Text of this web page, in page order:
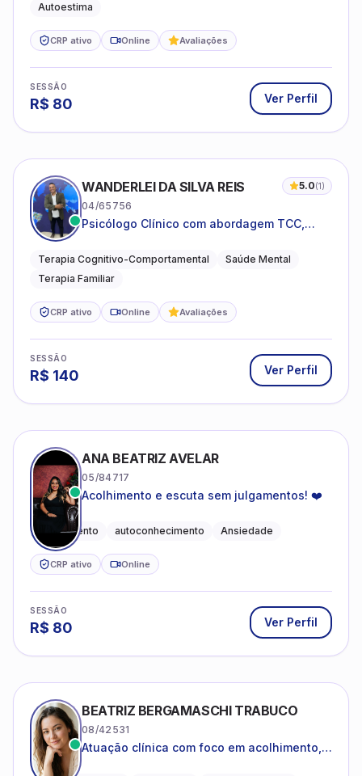
Autoestima
CRP ativo Online Avaliações
SESSÃO
R$ 80 Ver Perfil
WANDERLEI DA SILVA REIS 5.0(1)
04/65756
Psicólogo Clínico com abordagem TCC,
sistêmica
Terapia Cognitivo-Comportamental
Saúde Mental
Terapia Familiar
CRP ativo Online Avaliações
SESSÃO
R$ 140 Ver Perfil
ANA BEATRIZ AVELAR
05/84717
Acolhimento e escuta sem julgamentos! ❤️
Acolhimento autoconhecimento Ansiedade
CRP ativo Online
SESSÃO
R$ 80 Ver Perfil
BEATRIZ BERGAMASCHI TRABUCO
08/42531
Atuação clínica com foco em acolhimento,